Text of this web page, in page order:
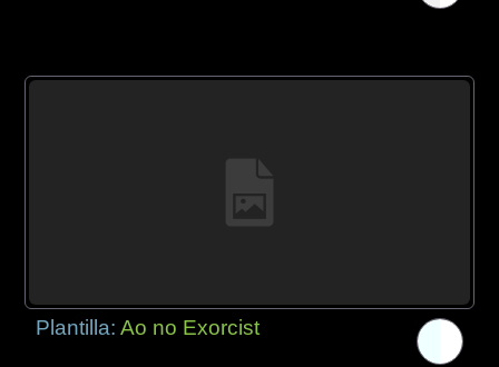
Plantilla:Ao no Exorcist